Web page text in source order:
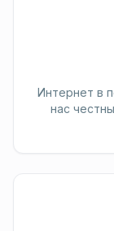
Интернет в
нас